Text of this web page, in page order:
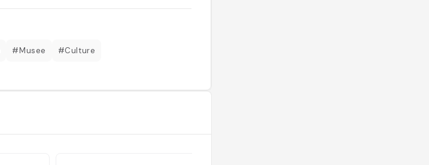
#Musee #Culture